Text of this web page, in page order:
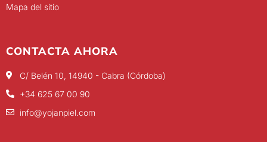
Mapa del sitio
CONTACTA AHORA
C/ Belén 10, 14940 - Cabra (Córdoba)
+34 625 67 00 90
info@yojanpiel.com